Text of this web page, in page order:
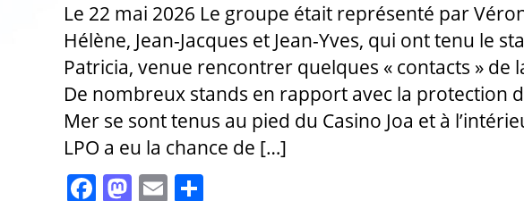
Le 22 mai 2026 Le groupe était représenté par
Hélène, Jean-Jacques et Jean-Yves, qui ont tenu le
Patricia, venue rencontrer quelques « contacts » de
De nombreux stands en rapport avec la protection
Mer se sont tenus au pied du Casino Joa et à
LPO a eu la chance de […]
F
M E